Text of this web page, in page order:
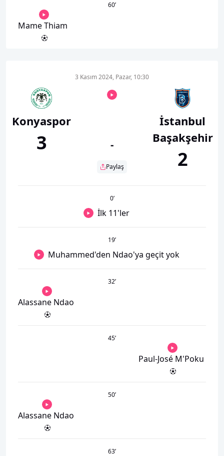
60’
Mame Thiam
Konyaspor
3
3 Kasım 2024, Pazar, 10:30
-
Paylaş
İstanbul
Başakşehir
2
0’
İlk 11'ler
19’
Muhammed'den Ndao'ya geçit yok
32’
Alassane Ndao
45’
Paul-José M'Poku
50’
Alassane Ndao
63’